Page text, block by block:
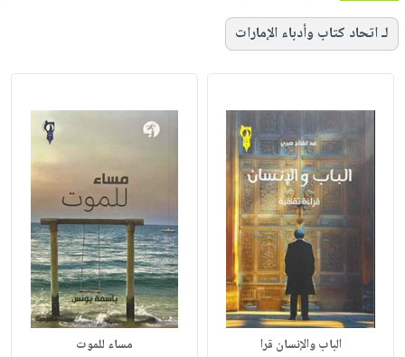
لـ اتحاد كتاب وأدباء الإمارات
الباب والإنسان قرا مساء للموت